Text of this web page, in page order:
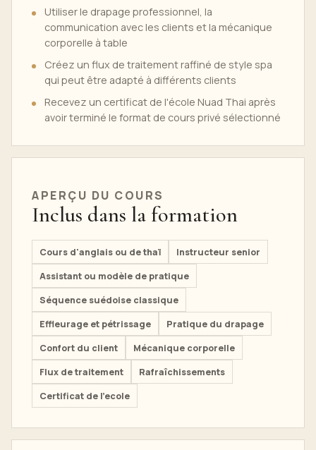
Utiliser le drapage professionnel, la
communication avec les clients et la mécanique
corporelle à table
Créez un flux de traitement raffiné de style spa
qui peut être adapté à différents clients
Recevez un certificat de l'école Nuad Thai après
avoir terminé le format de cours privé sélectionné
APERÇU DU COURS
Inclus dans la formation
Cours d'anglais ou de thaï
Instructeur senior
Assistant ou modèle de pratique
Séquence suédoise classique
Effleurage et pétrissage
Pratique du drapage
Confort du client
Mécanique corporelle
Flux de traitement
Rafraîchissements
Certificat de l'ecole